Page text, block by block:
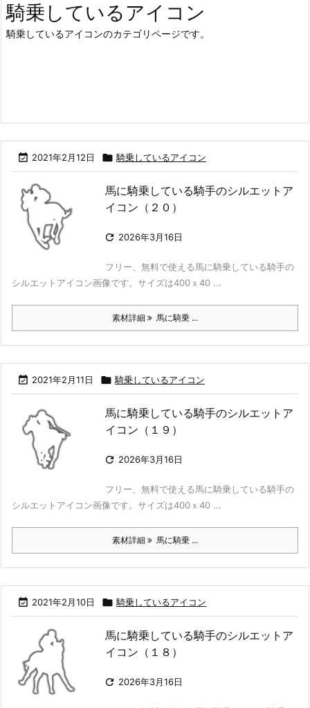
騎乗しているアイコン
騎乗しているアイコンのカテゴリページです。
 2021年2月12日  騎乗しているアイコン
馬に騎乗している騎手のシルエットア
イコン（２０）
 2026年3月16日
フリー、無料で使える馬に騎乗している騎手の
シルエットアイコン画像です。サイズは400ｘ40 ...
素材詳細 馬に騎乗 ...
 2021年2月11日  騎乗しているアイコン
馬に騎乗している騎手のシルエットア
イコン（１９）
 2026年3月16日
フリー、無料で使える馬に騎乗している騎手の
シルエットアイコン画像です。サイズは400ｘ40 ...
素材詳細 馬に騎乗 ...
 2021年2月10日  騎乗しているアイコン
馬に騎乗している騎手のシルエットア
イコン（１８）
 2026年3月16日